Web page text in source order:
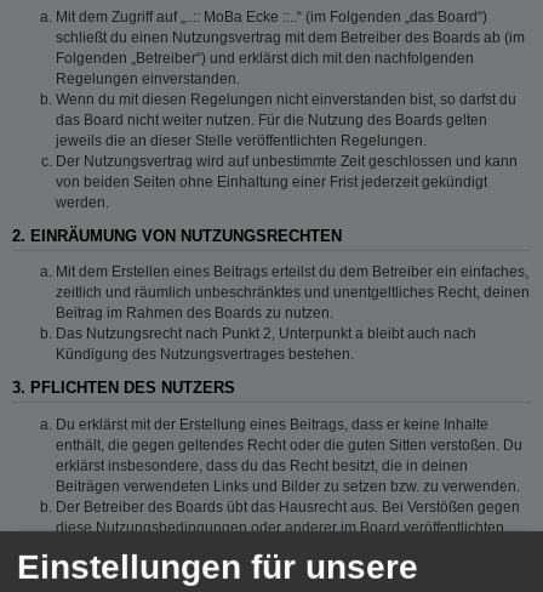
Mit dem Zugriff auf „..:: MoBa Ecke ::..“ (im Folgenden „das Board“)
schließt du einen Nutzungsvertrag mit dem Betreiber des Boards ab (im
Folgenden „Betreiber“) und erklärst dich mit den nachfolgenden
Regelungen einverstanden.
Wenn du mit diesen Regelungen nicht einverstanden bist, so darfst du
das Board nicht weiter nutzen. Für die Nutzung des Boards gelten
jeweils die an dieser Stelle veröffentlichten Regelungen.
Der Nutzungsvertrag wird auf unbestimmte Zeit geschlossen und kann
von beiden Seiten ohne Einhaltung einer Frist jederzeit gekündigt
werden.
2. EINRÄUMUNG VON NUTZUNGSRECHTEN
Mit dem Erstellen eines Beitrags erteilst du dem Betreiber ein einfaches,
zeitlich und räumlich unbeschränktes und unentgeltliches Recht, deinen
Beitrag im Rahmen des Boards zu nutzen.
Das Nutzungsrecht nach Punkt 2, Unterpunkt a bleibt auch nach
Kündigung des Nutzungsvertrages bestehen.
3. PFLICHTEN DES NUTZERS
Du erklärst mit der Erstellung eines Beitrags, dass er keine Inhalte
enthält, die gegen geltendes Recht oder die guten Sitten verstoßen. Du
erklärst insbesondere, dass du das Recht besitzt, die in deinen
Beiträgen verwendeten Links und Bilder zu setzen bzw. zu verwenden.
Der Betreiber des Boards übt das Hausrecht aus. Bei Verstößen gegen
diese Nutzungsbedingungen oder anderer im Board veröffentlichten
dauerhaft von der Nutzung dieses Boards ausschließen und dir ein
Einstellungen für unsere